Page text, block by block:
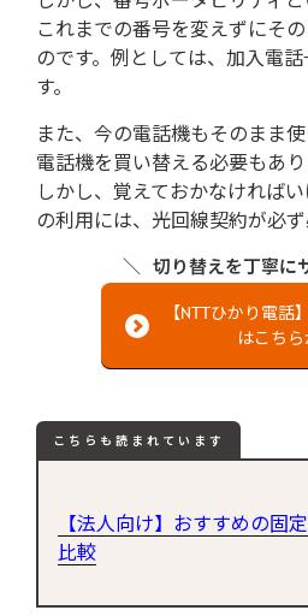
これまでの番号を変えずにそ
のです。例としては、加入電
す。
また、今の電話機もそのまま
電話機を買い替える必要もあり
しかし、覚えておかなければ
の利用には、光回線契約が必ず
切り替えを丁寧に
【NTTひかり電話
はこちら
こちらも読まれています
【法人向け】おすすめの固
比較